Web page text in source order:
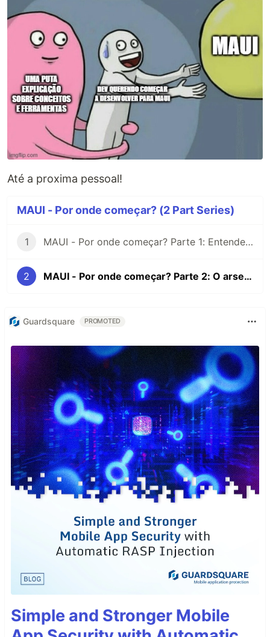
Até a proxima pessoal!
MAUI - Por onde começar? (2 Part Series)
1 MAUI - Por onde começar? Parte 1: Entendendo o MAUI
2 MAUI - Por onde começar? Parte 2: O arsenal de ferramentas para desenvolver apps MAUI
Guardsquare PROMOTED
Simple and Stronger Mobile